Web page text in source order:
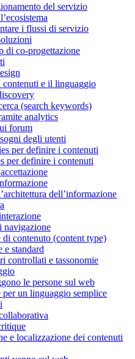
del servizio
i flussi di servizio
di co-progettazione
contenuti e il linguaggio
(search keywords)
analytics
forum
degli utenti
per definire i contenuti
per definire i contenuti
dell’informazione
navigazione
contenuto (content type)
e standard
controllati e tassonomie
le persone sul web
un linguaggio semplice
e localizzazione dei contenuti